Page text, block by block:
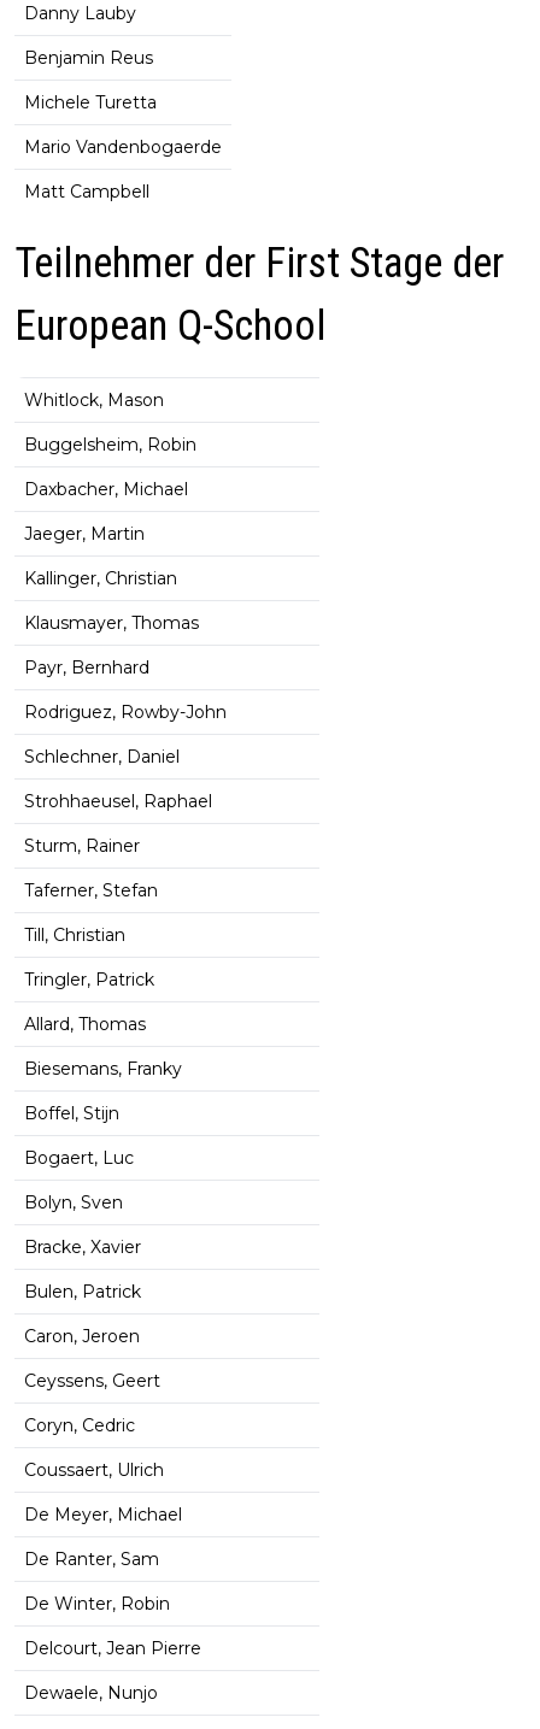
Danny Lauby
Benjamin Reus
Michele Turetta
Mario Vandenbogaerde
Matt Campbell
Teilnehmer der First Stage der
European Q-School
Whitlock, Mason
Buggelsheim, Robin
Daxbacher, Michael
Jaeger, Martin
Kallinger, Christian
Klausmayer, Thomas
Payr, Bernhard
Rodriguez, Rowby-John
Schlechner, Daniel
Strohhaeusel, Raphael
Sturm, Rainer
Taferner, Stefan
Till, Christian
Tringler, Patrick
Allard, Thomas
Biesemans, Franky
Boffel, Stijn
Bogaert, Luc
Bolyn, Sven
Bracke, Xavier
Bulen, Patrick
Caron, Jeroen
Ceyssens, Geert
Coryn, Cedric
Coussaert, Ulrich
De Meyer, Michael
De Ranter, Sam
De Winter, Robin
Delcourt, Jean Pierre
Dewaele, Nunjo